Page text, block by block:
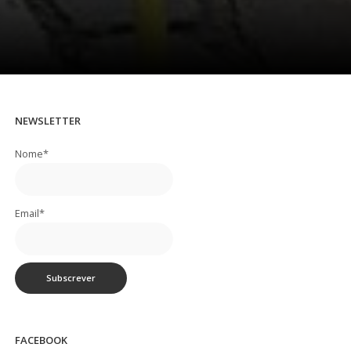
NEWSLETTER
Nome*
Email*
FACEBOOK